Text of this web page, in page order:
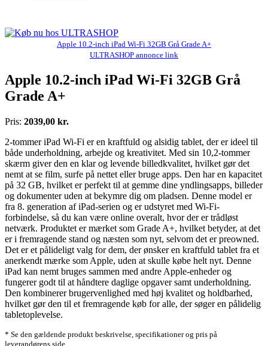
Apple 10.2-inch iPad Wi-Fi 32GB Grå Grade A+
ULTRASHOP annonce link
Apple 10.2-inch iPad Wi-Fi 32GB Grå
Grade A+
Pris: 2039,00 kr.
2-tommer iPad Wi-Fi er en kraftfuld og alsidig tablet, der er ideel til
både underholdning, arbejde og kreativitet. Med sin 10,2-tommer
skærm giver den en klar og levende billedkvalitet, hvilket gør det
nemt at se film, surfe på nettet eller bruge apps. Den har en kapacitet
på 32 GB, hvilket er perfekt til at gemme dine yndlingsapps, billeder
og dokumenter uden at bekymre dig om pladsen. Denne model er
fra 8. generation af iPad-serien og er udstyret med Wi-Fi-
forbindelse, så du kan være online overalt, hvor der er trådløst
netværk. Produktet er mærket som Grade A+, hvilket betyder, at det
er i fremragende stand og næsten som nyt, selvom det er preowned.
Det er et pålideligt valg for dem, der ønsker en kraftfuld tablet fra et
anerkendt mærke som Apple, uden at skulle købe helt nyt. Denne
iPad kan nemt bruges sammen med andre Apple-enheder og
fungerer godt til at håndtere daglige opgaver samt underholdning.
Den kombinerer brugervenlighed med høj kvalitet og holdbarhed,
hvilket gør den til et fremragende køb for alle, der søger en pålidelig
tabletoplevelse.
* Se den gældende produkt beskrivelse, specifikationer og pris på
leverandørens side.